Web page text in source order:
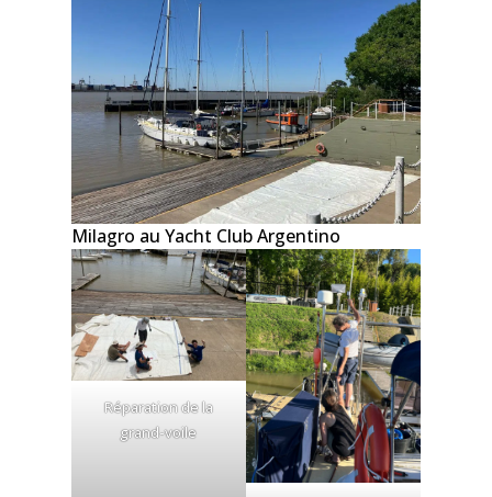
Milagro au Yacht Club Argentino
Réparation de la
grand-voile